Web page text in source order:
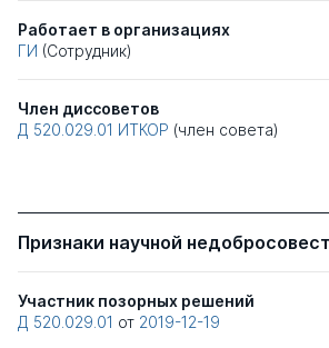
Работает в организациях
ГИ (Сотрудник)
Член диссоветов
Д 520.029.01 ИТКОР (член совета)
Признаки научной
Участник позорных решений
Д 520.029.01 от 2019-12-19